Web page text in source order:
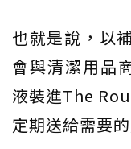
也就是說，以
會與清潔用品
液裝進The
定期送給需要